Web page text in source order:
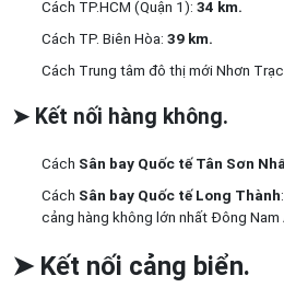
Cách TP.HCM (Quận 1): 34 km.
Cách TP. Biên Hòa: 39 km.
Cách Trung tâm đô thị mới Nhơn
➤ Kết nối hàng không.
Cách Sân bay Quốc tế Tân Sơn
Cách Sân bay Quốc tế Long Thành:
cảng hàng không lớn nhất Đông Nam
➤ Kết nối cảng biển.